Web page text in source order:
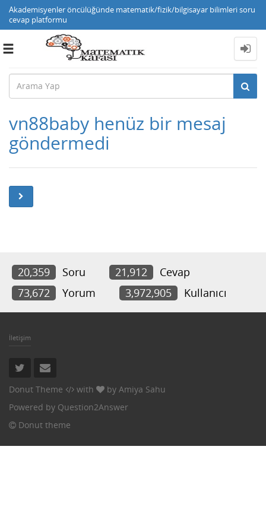
Akademisyenler öncülüğünde matematik/fizik/bilgisayar bilimleri soru
cevap platformu
Toggle
vn88baby henüz bir mesaj
göndermedi
20,359 Soru 21,912
Cevap
73,672
Yorum 3,972,905 Kullanıcı
İletişim
Donut Theme with by Amiya Sahu
Powered by Question2Answer
Donut theme